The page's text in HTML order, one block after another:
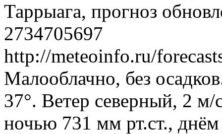
Таррыага, прогноз
2734705697
http://meteoinfo.ru/
Малооблачно, без
37°. Ветер северный, 2
ночью 731 мм рт.ст.,